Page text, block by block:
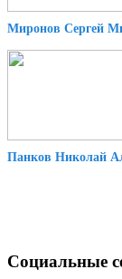
Миронов Сергей
Панков Николай
Социальные